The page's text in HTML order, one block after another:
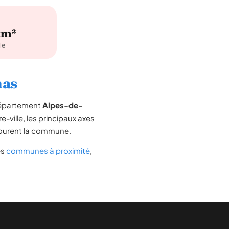
Alpes-de-
ville, les principaux axes
la commune.
communes à proximité,